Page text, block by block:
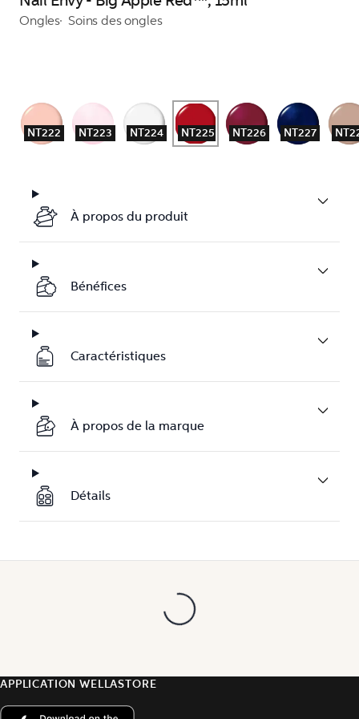
Ongles Soins des ongles
NT222 NT223 NT224 NT225 NT226 NT227
À propos du produit
Bénéfices
Caractéristiques
À propos de la marque
Détails
APPLICATION WELLASTORE